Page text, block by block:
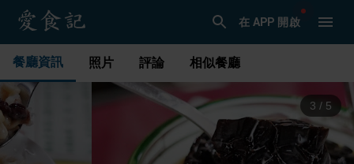
在 APP 開啟
餐廳資訊 照片 評論 相似餐廳
3 / 5